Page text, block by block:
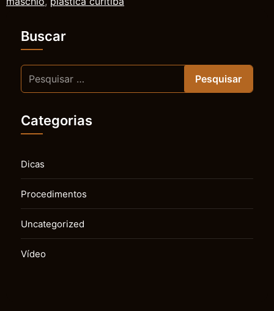
Buscar
Categorias
Dicas
Procedimentos
Uncategorized
Vídeo